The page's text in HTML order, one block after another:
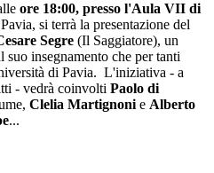
ore 18:00, presso l'Aula VII di
si terrà la presentazione del
Segre (Il Saggiatore), un
suo insegnamento che per tanti
di Pavia. L'iniziativa - a
- vedrà coinvolti Paolo di
Clelia Martignoni e Alberto
...